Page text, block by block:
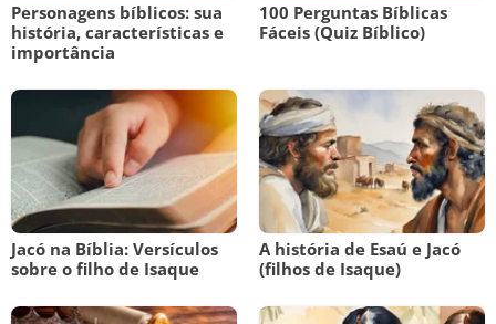
Personagens bíblicos: sua
história, características e
importância
100 Perguntas Bíblicas
Fáceis (Quiz Bíblico)
Jacó na Bíblia: Versículos
sobre o filho de Isaque
A história de Esaú e Jacó
(filhos de Isaque)